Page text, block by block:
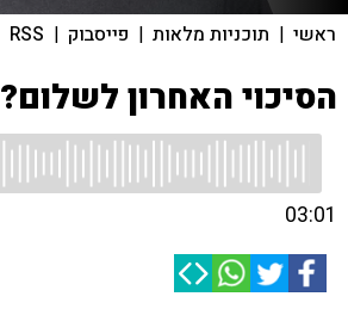
ראשי | תוכניות מלאות | פייסבוק |
RSS
הסיכוי האחרון לשלום?
03:01